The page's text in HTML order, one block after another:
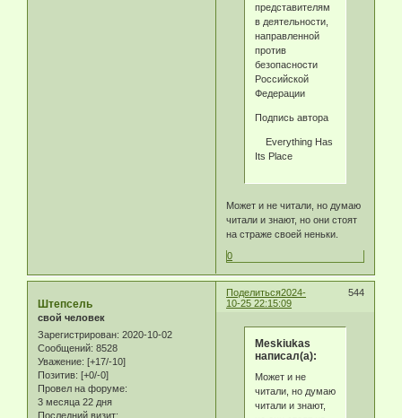
представителям
в деятельности,
направленной
против
безопасности
Российской
Федерации
Подпись автора
Everything Has
Its Place
Может и не читали, но думаю
читали и знают, но они стоят
на страже своей неньки.
0
Поделиться 544
2024-
10-25 22:15:09
Штепсель
свой человек
Зарегистрирован: 2020-10-02
Сообщений: 8528
Уважение: [+17/-10]
Позитив: [+0/-0]
Провел на форуме:
3 месяца 22 дня
Последний визит:
Meskiukas
написал(а):
Может и не
читали, но думаю
читали и знают,